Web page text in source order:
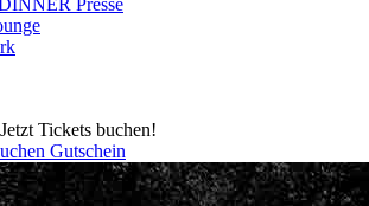
Presse
Jetzt Tickets buchen!
Gutschein